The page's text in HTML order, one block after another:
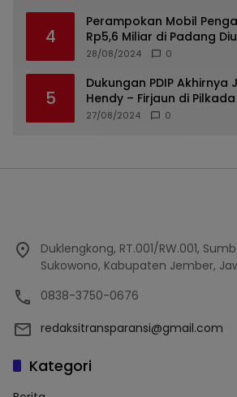
4
Perampokan Mobil
Rp5,6 Miliar di Padang
Tiga Tersangka
28/08/2024 0
5
Dukungan PDIP
Hendy – Firjaun di
27/08/2024 0
Duklengkong, RT.001/RW.001,
Sukowono, Kabupaten Jember,
0838-3750-0676
redaksitransparansi@gmail.com
Kategori